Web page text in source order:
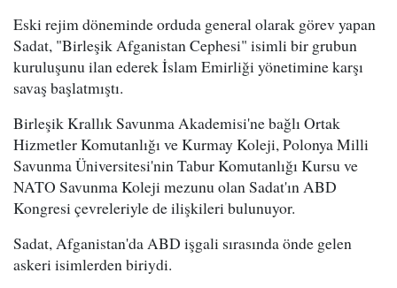
Eski rejim döneminde orduda general olarak görev yapan
Sadat, "Birleşik Afganistan Cephesi" isimli bir grubun
kuruluşunu ilan ederek İslam Emirliği yönetimine karşı
savaş başlatmıştı.
Birleşik Krallık Savunma Akademisi'ne bağlı Ortak
Hizmetler Komutanlığı ve Kurmay Koleji, Polonya Milli
Savunma Üniversitesi'nin Tabur Komutanlığı Kursu ve
NATO Savunma Koleji mezunu olan Sadat'ın ABD
Kongresi çevreleriyle de ilişkileri bulunuyor.
Sadat, Afganistan'da ABD işgali sırasında önde gelen
askeri isimlerden biriydi.